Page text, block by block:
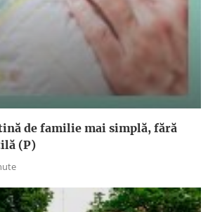
de familie mai simplă, fără
(P)